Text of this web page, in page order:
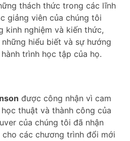
thách thức trong các lĩnh
giảng viên của chúng tôi
kinh nghiệm và kiến thức,
hiểu biết và sự hướng
trình học tập của họ.
được công nhận vì cam
thuật và thành công của
của chúng tôi đã nhận
các chương trình đổi mới